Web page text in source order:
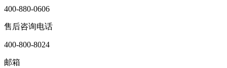
400-880-0606
售后咨询电话
400-800-8024
邮箱